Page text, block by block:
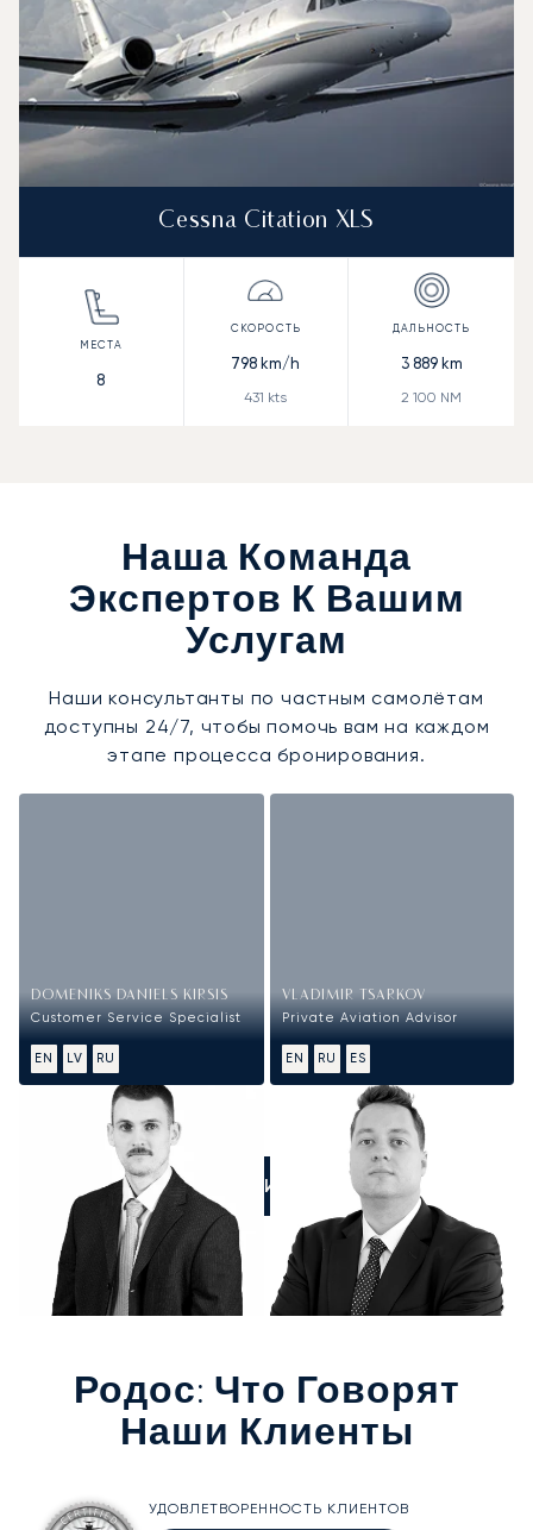
Cessna Citation XLS
8
798 km/h
431 kts
3 889km
2 100 NM
Наша Команда
Экспертов К Вашим
Услугам
Наши консультанты по частным самолётам
доступны 24/7, чтобы помочь вам на каждом
этапе процесса бронирования.
DOMENIKS DANIELS KIRSIS
Customer Service Specialist
EN LV RU
VLADIMIR TSARKOV
Private Aviation Advisor
EN RU ES
ПОЗВОНИТЕ НАМ
Родос: Что Говорят
Наши Клиенты
УДОВЛЕТВОРЕННОСТЬ КЛИЕНТОВ